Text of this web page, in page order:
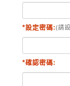
*設定密碼:(請
*確認密碼: